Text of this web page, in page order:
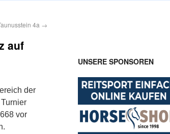
4a →
auf
der
vor
UNSERE SPONSOREN